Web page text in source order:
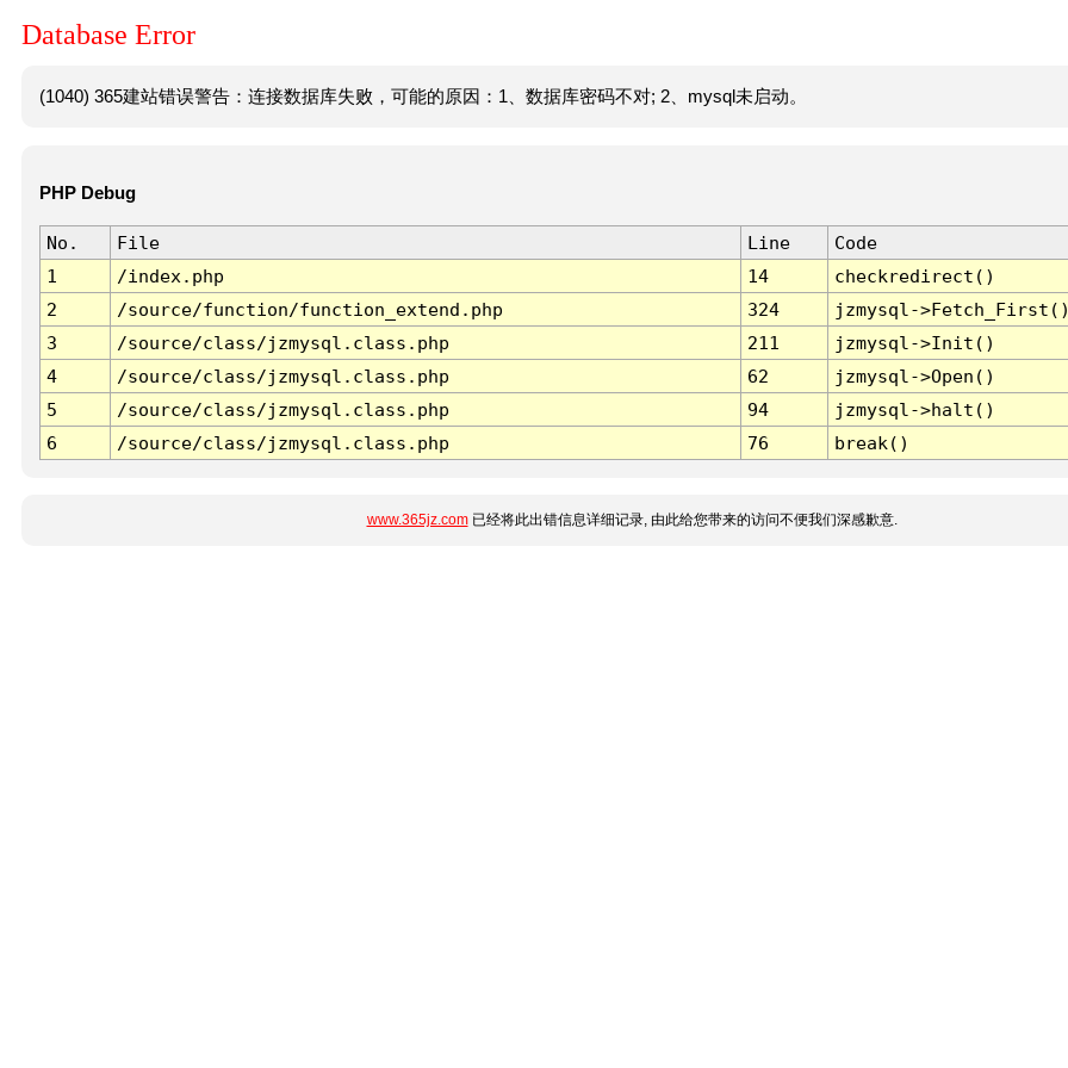
Database Error
(1040) 365建站错误警告：连接数据库失败，可能的原因：1、数据库密码不对; 2、mysql未启动。
PHP Debug
No. File Line
Code
1
/index.php 14
checkredirect()
2
/source/function/function_extend.php 324
jzmysql-
3
/source/class/jzmysql.class.php 211
jzmysql->Init()
4
/source/class/jzmysql.class.php 62
jzmysql->Open()
5
/source/class/jzmysql.class.php 94
jzmysql->halt()
6
/source/class/jzmysql.class.php 76 break()
www.365jz.com已经将此出错信息详细记录, 由此给您带来的访问不便我们深感歉意.